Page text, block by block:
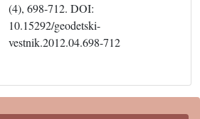
(4), 698-712. DOI:
10.15292/geodetski-
vestnik.2012.04.698-712